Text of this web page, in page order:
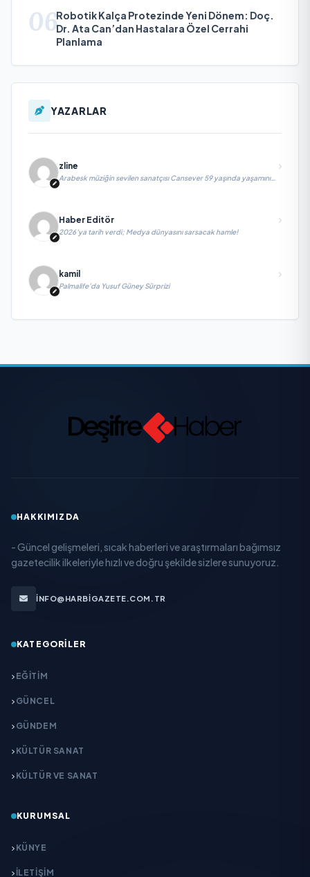
06Robotik Kalça Protezinde Yeni Dönem: Doç.
Dr. Ata Can’dan Hastalara Özel Cerrahi
Planlama
YAZARLAR
zline
Arabesk müziğin sevilen sanatçısı Cansever 59 yaşında yaşamını
yitirdi
Haber Editör
2026’ya tarih verdi; Medya dünyasını sarsacak hamle!
kamil
Palmalife’da Yusuf Güney Sürprizi
HAKKIMIZDA
- Güncel gelişmeleri, sıcak haberleri ve araştırmaları bağımsız
gazetecilik ilkeleriyle hızlı ve doğru şekilde sizlere sunuyoruz.
INFO@HARBIGAZETE.COM.TR
KATEGORILER
EĞITIM
GÜNCEL
GÜNDEM
KÜLTÜR SANAT
KÜLTÜR VE SANAT
KURUMSAL
KÜNYE
İLETIŞIM